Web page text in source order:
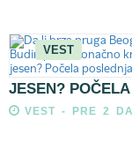
VEST
JESEN?
VEST - PRE 2